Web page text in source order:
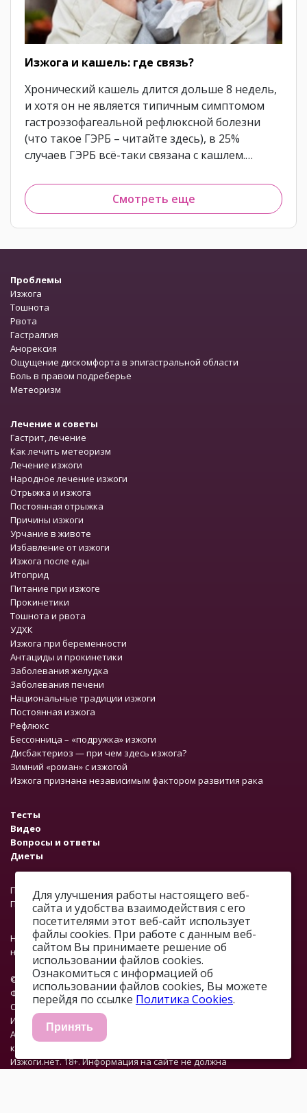
Изжога и кашель: где связь?
Хронический кашель длится дольше 8 недель,
и хотя он не является типичным симптомом
гастроэзофагеальной рефлюксной болезни
(что такое ГЭРБ – читайте здесь), в 25%
случаев ГЭРБ всё-таки связана с кашлем.…
Смотреть еще
Проблемы
Изжога
Тошнота
Рвота
Гастралгия
Анорексия
Ощущение дискомфорта в эпигастральной области
Боль в правом подреберье
Метеоризм
Лечение и советы
Гастрит, лечение
Как лечить метеоризм
Лечение изжоги
Народное лечение изжоги
Отрыжка и изжога
Постоянная отрыжка
Причины изжоги
Урчание в животе
Избавление от изжоги
Изжога после еды
Итоприд
Питание при изжоге
Прокинетики
Тошнота и рвота
УДХК
Изжога при беременности
Антациды и прокинетики
Заболевания желудка
Заболевания печени
Национальные традиции изжоги
Постоянная изжога
Рефлюкс
Бессонница – «подружка» изжоги
Дисбактериоз — при чем здесь изжога?
Зимний «роман» с изжогой
Изжога признана независимым фактором развития рака
Тесты
Видео
Вопросы и ответы
Диеты
Пользовательское соглашение
Политика конфиденциальности
На сайте работает система проверки ошибок. Обнаружив
неточность в тексте, выделите ее и нажмите Ctrl + Enter.
© 2012—2026.
ФОНД «ПРОФМЕДФОРУМ»
ОГРН: 1067746374376
ИНН: 7701648890
Адрес: г. Москва, ул. Профсоюзная, д. 93А, этаж 4, помещение 1,
комната 32.
Изжоги.нет. 18+. Информация на сайте не должна
Для улучшения работы настоящего веб-
сайта и удобства взаимодействия с его
посетителями этот веб-сайт использует
файлы cookies. При работе с данным веб-
сайтом Вы принимаете решение об
использовании файлов cookies.
Ознакомиться с информацией об
использовании файлов cookies, Вы можете
перейдя по ссылке Политика Cookies.
Принять